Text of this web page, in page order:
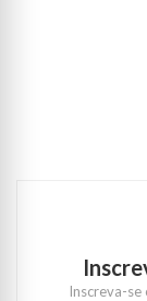
Inscreva-